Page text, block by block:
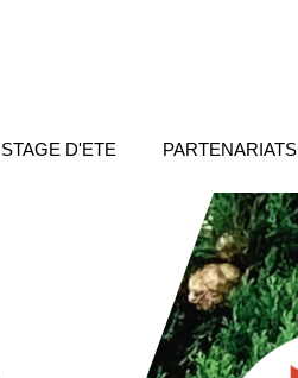
STAGE D'ETE PARTENARIATS